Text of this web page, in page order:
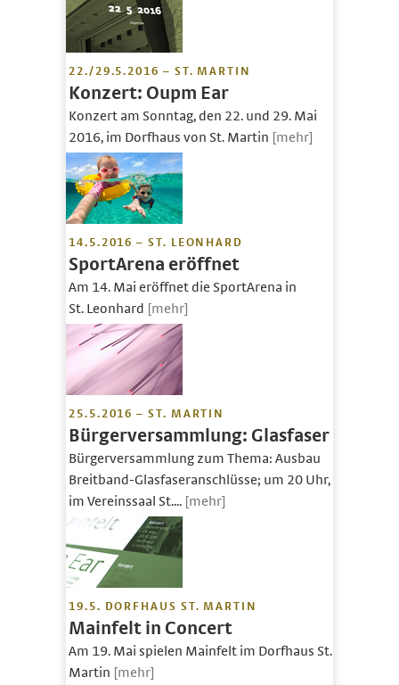
22./29.5.2016 – ST. MARTIN
Konzert: Oupm Ear
Konzert am Sonntag, den 22. und 29. Mai
2016, im Dorfhaus von St. Martin [mehr]
14.5.2016 – ST. LEONHARD
SportArena eröffnet
Am 14. Mai eröffnet die SportArena in
St. Leonhard [mehr]
25.5.2016 – ST. MARTIN
Bürgerversammlung: Glasfaser
Bürgerversammlung zum Thema: Ausbau
Breitband-Glasfaseranschlüsse; um 20 Uhr,
im Vereinssaal St.... [mehr]
19.5. DORFHAUS ST. MARTIN
Mainfelt in Concert
Am 19. Mai spielen Mainfelt im Dorfhaus St.
Martin [mehr]